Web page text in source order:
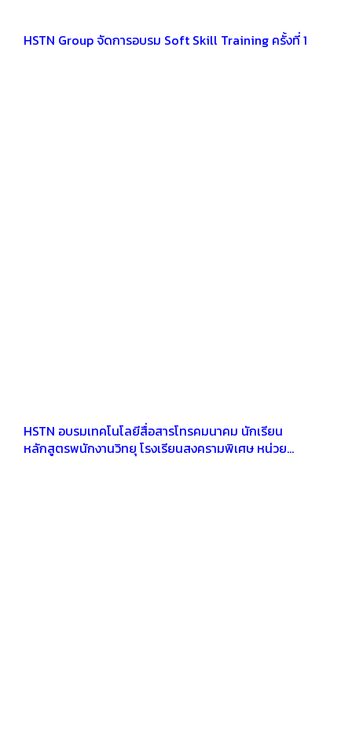
HSTN Group จัดการอบรม Soft Skill Training ครั้งที่ 1
HSTN อบรมเทคโนโลยีสื่อสารโทรคมนาคม นักเรียน
หลักสูตรพนักงานวิทยุ โรงเรียนสงครามพิเศษ หน่วย